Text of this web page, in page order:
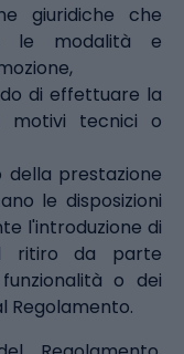
giuridiche che
le modalità e
di effettuare la
motivi tecnici o
prestazione
le disposizioni
l'introduzione di
ritiro da parte
o dei
Regolamento.